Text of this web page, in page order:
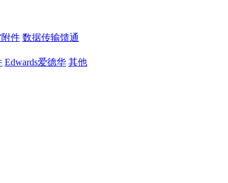
件 数据传输馈通
Edwards爱德华 其他